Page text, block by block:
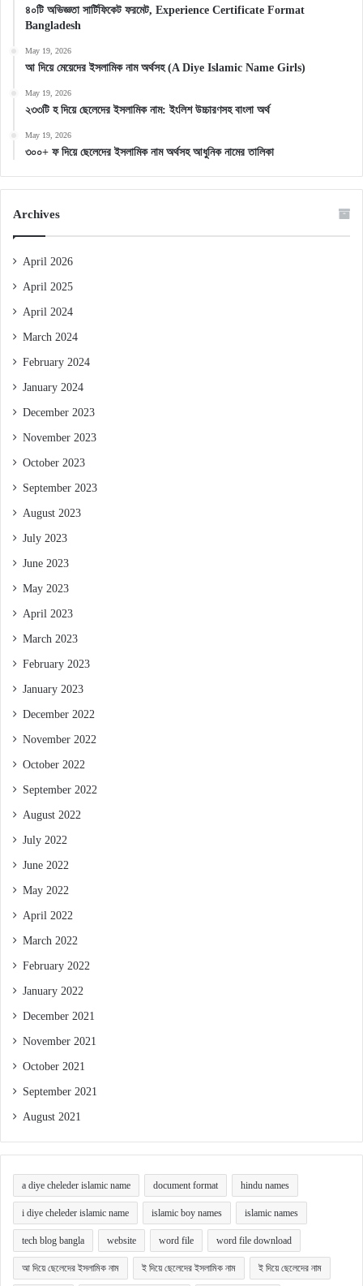
৪০টি অভিজ্ঞতা সার্টিফিকেট ফরমেট, Experience Certificate Format
Bangladesh
May 19, 2026
আ দিয়ে মেয়েদের ইসলামিক নাম অর্থসহ (A Diye Islamic Name Girls)
May 19, 2026
২৩৩টি হ দিয়ে ছেলেদের ইসলামিক নাম: ইংলিশ উচ্চারণসহ বাংলা অর্থ
May 19, 2026
৩০০+ ফ দিয়ে ছেলেদের ইসলামিক নাম অর্থসহ আধুনিক নামের তালিকা
Archives
April 2026
April 2025
April 2024
March 2024
February 2024
January 2024
December 2023
November 2023
October 2023
September 2023
August 2023
July 2023
June 2023
May 2023
April 2023
March 2023
February 2023
January 2023
December 2022
November 2022
October 2022
September 2022
August 2022
July 2022
June 2022
May 2022
April 2022
March 2022
February 2022
January 2022
December 2021
November 2021
October 2021
September 2021
August 2021
a diye cheleder islamic name document format hindu names
i diye cheleder islamic name islamic boy names islamic names
tech blog bangla website word file word file download
আ দিয়ে ছেলেদের ইসলামিক নাম ই দিয়ে ছেলেদের ইসলামিক নাম ই দিয়ে ছেলেদের নাম